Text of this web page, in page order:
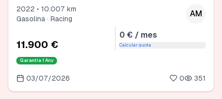
2022 • 10.007 km
Gasolina · Racing
AM
11.900 €
0 € / mes
Calcular quota
Garantia 1 Any
03/07/2026 0 351